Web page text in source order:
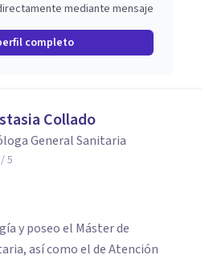
mediante mensaje
completo
Collado
General Sanitaria
/ 5
y poseo el Máster de
así como el de Atención